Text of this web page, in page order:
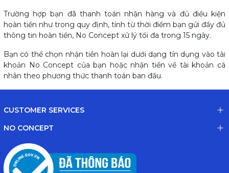
Trường hợp bạn đã thanh toán nhận hàng và đủ điều kiện
hoàn tiền như trong quy định, tính từ thời điểm bạn gửi đầy đủ
thông tin hoàn tiền, No Concept xử lý tối đa trong 15 ngày.
Bạn có thể chọn nhận tiền hoàn lại dưới dạng tín dụng vào tài
khoản No Concept của bạn hoặc nhận tiền về tài khoản cá
nhân theo phương thức thanh toán ban đầu.
CUSTOMER SERVICES
NO CONCEPT